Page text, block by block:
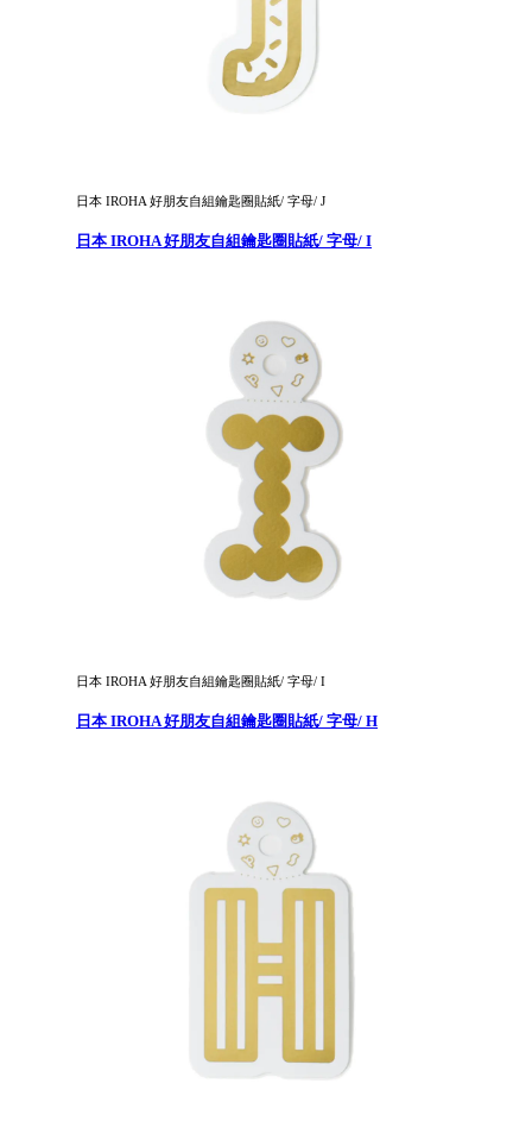
日本 IROHA 好朋友自組鑰匙圈貼紙/ 字母/ J
日本 IROHA 好朋友自組鑰匙圈貼紙/ 字母/ I
日本 IROHA 好朋友自組鑰匙圈貼紙/ 字母/ I
日本 IROHA 好朋友自組鑰匙圈貼紙/ 字母/ H